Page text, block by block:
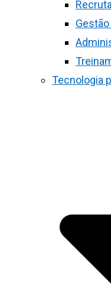
Gestão
Tecnologia